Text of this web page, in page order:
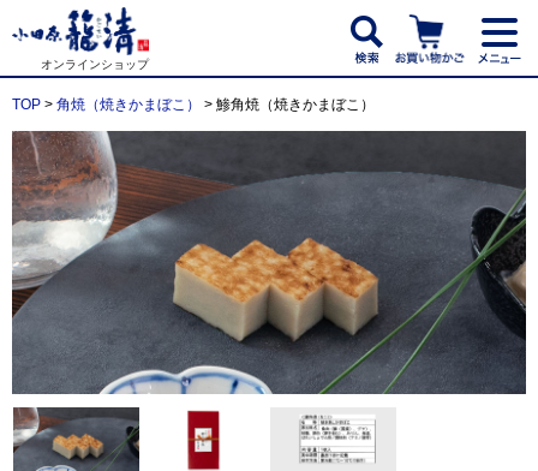
オンラインショップ
TOP > 角焼（焼きかまぼこ） > 鯵角焼（焼きかまぼこ）